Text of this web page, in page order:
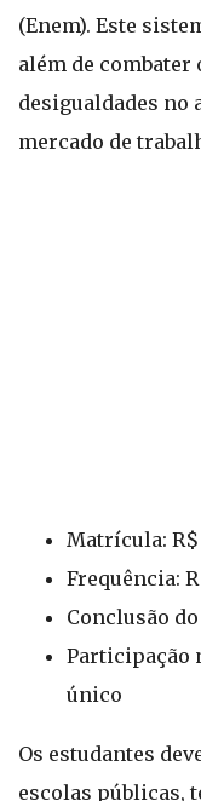
(Enem). Este
além de
desigualdades no
mercado de
Matrícula:
Frequência:
Conclusão
Participação
único
Os estudantes
escolas públicas,